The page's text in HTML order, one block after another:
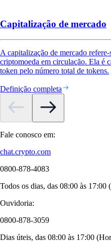
Capitalização de mercado
A capitalização de mercado
criptomoeda em circulação. Ela é
token pelo número total de tokens.
Definição completa
Fale conosco em:
chat.crypto.com
0800-878-4083
Todos os dias, das 08:00 às
Ouvidoria:
0800-878-3059
Dias úteis, das 08:00 às 17:00